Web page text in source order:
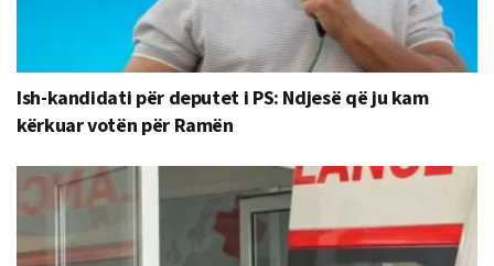
Ish-kandidati për deputet i PS: Ndjesë që ju kam
kërkuar votën për Ramën